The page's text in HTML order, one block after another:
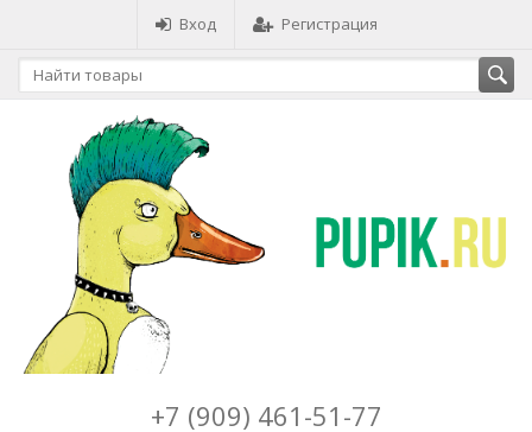
Вход Регистрация
+7 (909) 461-51-77